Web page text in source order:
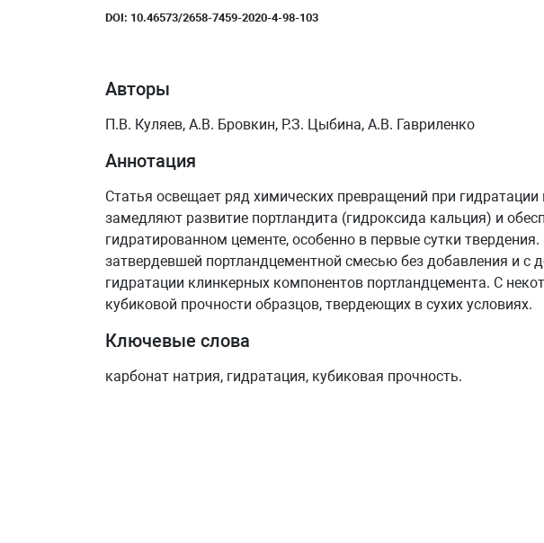
DOI: 10.46573/2658-7459-2020-4-98-103
Авторы
П.В. Куляев, А.В. Бровкин, Р.З. Цыбина, А.В. Гавриленко
Аннотация
Статья освещает ряд химических превращений при
замедляют развитие портландита (гидроксида кальция) и
гидратированном цементе, особенно в первые сутки
затвердевшей портландцементной смесью без добавления и
гидратации клинкерных компонентов портландцемента. С
кубиковой прочности образцов, твердеющих в сухих условиях.
Ключевые слова
карбонат натрия, гидратация, кубиковая прочность.